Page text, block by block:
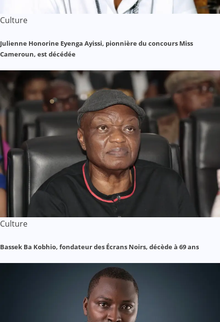
Culture
Julienne Honorine Eyenga Ayissi, pionnière du concours Miss
Cameroun, est décédée
Culture
Bassek Ba Kobhio, fondateur des Écrans Noirs, décède à 69 ans